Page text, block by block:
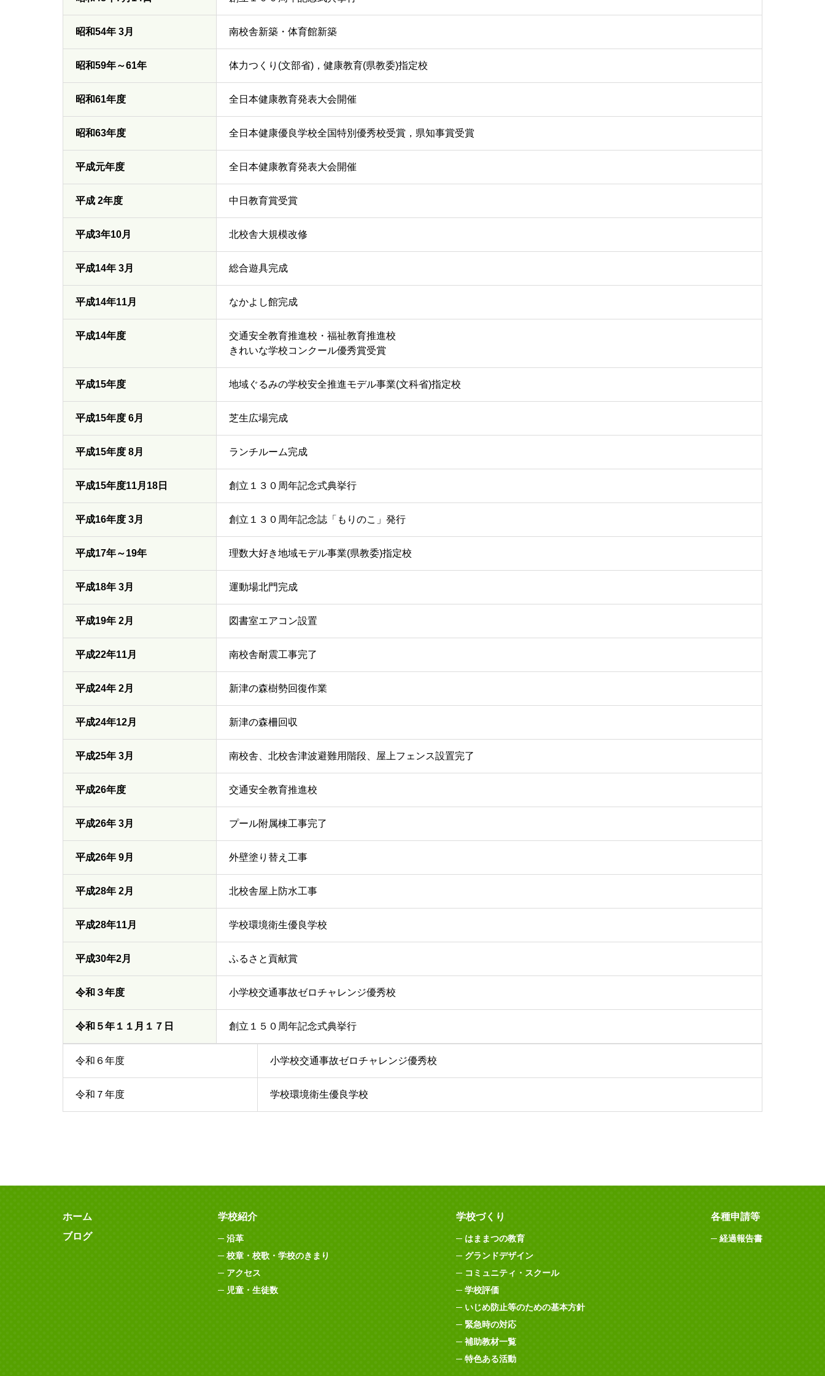
昭和54年 3月 南校舎新築・体育館新築
昭和59年～61年 体力つくり(文部省)，健康教育(県教委)指定校
昭和61年度 全日本健康教育発表大会開催
昭和63年度 全日本健康優良学校全国特別優秀校受賞，県知事賞受賞
平成元年度 全日本健康教育発表大会開催
平成 2年度 中日教育賞受賞
平成3年10月 北校舎大規模改修
平成14年 3月 総合遊具完成
平成14年11月 なかよし館完成
平成14年度
交通安全教育推進校・福祉教育推進校
きれいな学校コンクール優秀賞受賞
平成15年度 地域ぐるみの学校安全推進モデル事業(文科省)指定校
平成15年度 6月 芝生広場完成
平成15年度 8月 ランチルーム完成
平成15年度11月18日 創立１３０周年記念式典挙行
平成16年度 3月 創立１３０周年記念誌「もりのこ」発行
平成17年～19年 理数大好き地域モデル事業(県教委)指定校
平成18年 3月 運動場北門完成
平成19年 2月 図書室エアコン設置
平成22年11月 南校舎耐震工事完了
平成24年 2月 新津の森樹勢回復作業
平成24年12月 新津の森柵回収
平成25年 3月 南校舎、北校舎津波避難用階段、屋上フェンス設置完了
平成26年度 交通安全教育推進校
平成26年 3月 プール附属棟工事完了
平成26年 9月 外壁塗り替え工事
平成28年 2月 北校舎屋上防水工事
平成28年11月 学校環境衛生優良学校
平成30年2月 ふるさと貢献賞
令和３年度 小学校交通事故ゼロチャレンジ優秀校
令和５年１１月１７日 創立１５０周年記念式典挙行
令和６年度 小学校交通事故ゼロチャレンジ優秀校
令和７年度 学校環境衛生優良学校
ホーム
ブログ
学校紹介
沿革
校章・校歌・学校のきまり
アクセス
児童・生徒数
学校づくり
はままつの教育
グランドデザイン
コミュニティ・スクール
学校評価
いじめ防止等のための基本方針
緊急時の対応
補助教材一覧
特色ある活動
各種申請等
経過報告書